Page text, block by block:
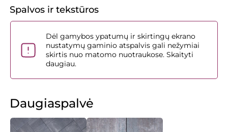
Spalvos ir tekstūros
Dėl gamybos ypatumų ir skirtingų ekrano
nustatymų gaminio atspalvis gali nežymiai
skirtis nuo matomo nuotraukose. Skaityti
daugiau.
Daugiaspalvė